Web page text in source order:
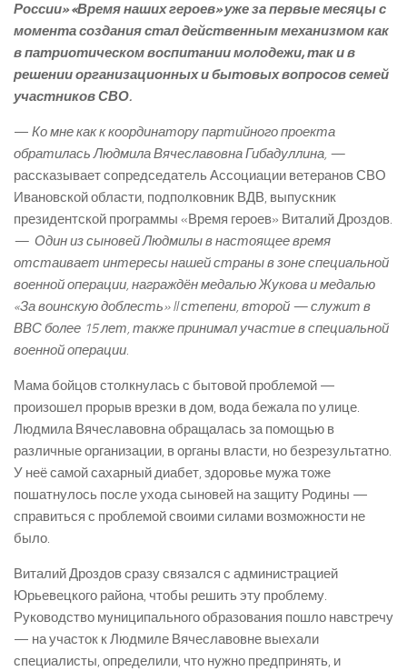
России» «Время наших героев» уже за первые месяцы с
момента создания стал действенным механизмом как
в патриотическом воспитании молодежи, так и в
решении организационных и бытовых вопросов семей
участников СВО.
— Ко мне как к координатору партийного проекта
обратилась Людмила Вячеславовна Гибадуллина, —
рассказывает сопредседатель Ассоциации ветеранов СВО
Ивановской области, подполковник ВДВ, выпускник
президентской программы «Время героев» Виталий Дроздов.
— Один из сыновей Людмилы в настоящее время
отстаивает интересы нашей страны в зоне специальной
военной операции, награждён медалью Жукова и медалью
«За воинскую доблесть» II степени, второй — служит в
ВВС более 15 лет, также принимал участие в специальной
военной операции.
Мама бойцов столкнулась с бытовой проблемой —
произошел прорыв врезки в дом, вода бежала по улице.
Людмила Вячеславовна обращалась за помощью в
различные организации, в органы власти, но безрезультатно.
У неё самой сахарный диабет, здоровье мужа тоже
пошатнулось после ухода сыновей на защиту Родины —
справиться с проблемой своими силами возможности не
было.
Виталий Дроздов сразу связался с администрацией
Юрьевецкого района, чтобы решить эту проблему.
Руководство муниципального образования пошло навстречу
— на участок к Людмиле Вячеславовне выехали
специалисты, определили, что нужно предпринять, и